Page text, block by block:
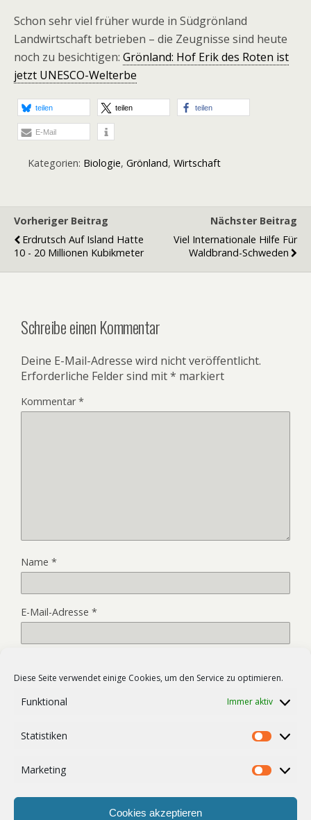
Diese Seite verwendet einige Cookies, um den Service zu optimieren.
Funktional Immer aktiv
Statistiken
Marketing
Cookies akzeptieren
Schon sehr viel früher wurde in Südgrönland
Landwirtschaft betrieben – die Zeugnisse sind heute
noch zu besichtigen: Grönland: Hof Erik des Roten ist
jetzt UNESCO-Welterbe
teilen teilen teilen
E-Mail
Kategorien: Biologie, Grönland, Wirtschaft
Vorheriger Beitrag
Erdrutsch Auf Island Hatte
10 - 20 Millionen Kubikmeter
Nächster Beitrag
Viel Internationale Hilfe Für
Waldbrand-Schweden
Schreibe einen Kommentar
Deine E-Mail-Adresse wird nicht veröffentlicht.
Erforderliche Felder sind mit* markiert
Kommentar*
Name *
E-Mail-Adresse *
meinen nächsten Kommentar speichern.